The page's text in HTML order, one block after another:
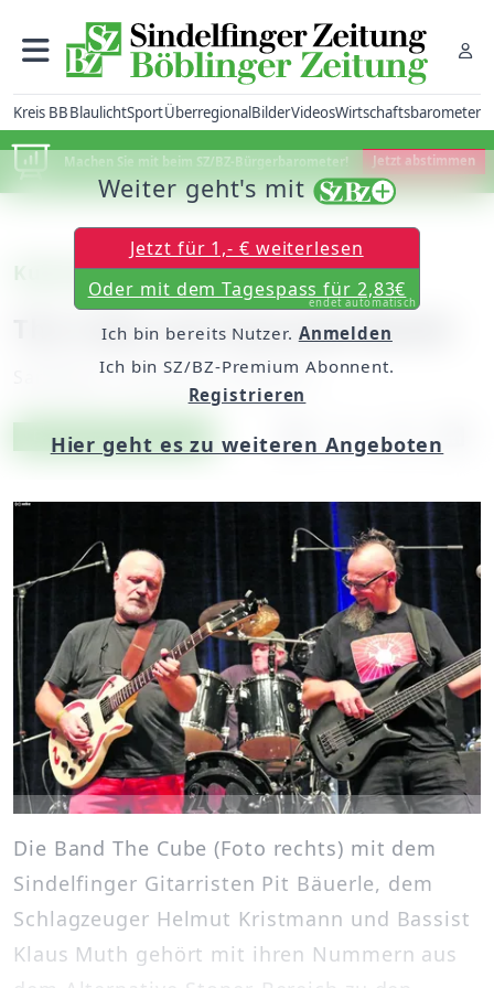
Kreis BBBlaulichtSportÜberregionalBilderVideosWirtschaftsbarometer
Machen Sie mit beim SZ/BZ-Bürgerbarometer! Jetzt abstimmen
Kulturtipp (I)
The Cube und Toxicated Bambi
Samstag, 17. Juni 2017, 06:00 Uhr
Artikel vorlesen
Exklusiv für Abonnenten
Die Band The Cube (Foto rechts) mit dem
Sindelfinger Gitarristen Pit Bäuerle, dem
Schlagzeuger Helmut Kristmann und Bassist
Klaus Muth gehört mit ihren Nummern aus
Weiter geht's mit
Jetzt für 1,- € weiterlesen
Oder mit dem Tagespass für 2,83€
endet automatisch
Ich bin bereits Nutzer. Anmelden
Ich bin SZ/BZ-Premium Abonnent.
Registrieren
Hier geht es zu weiteren Angeboten